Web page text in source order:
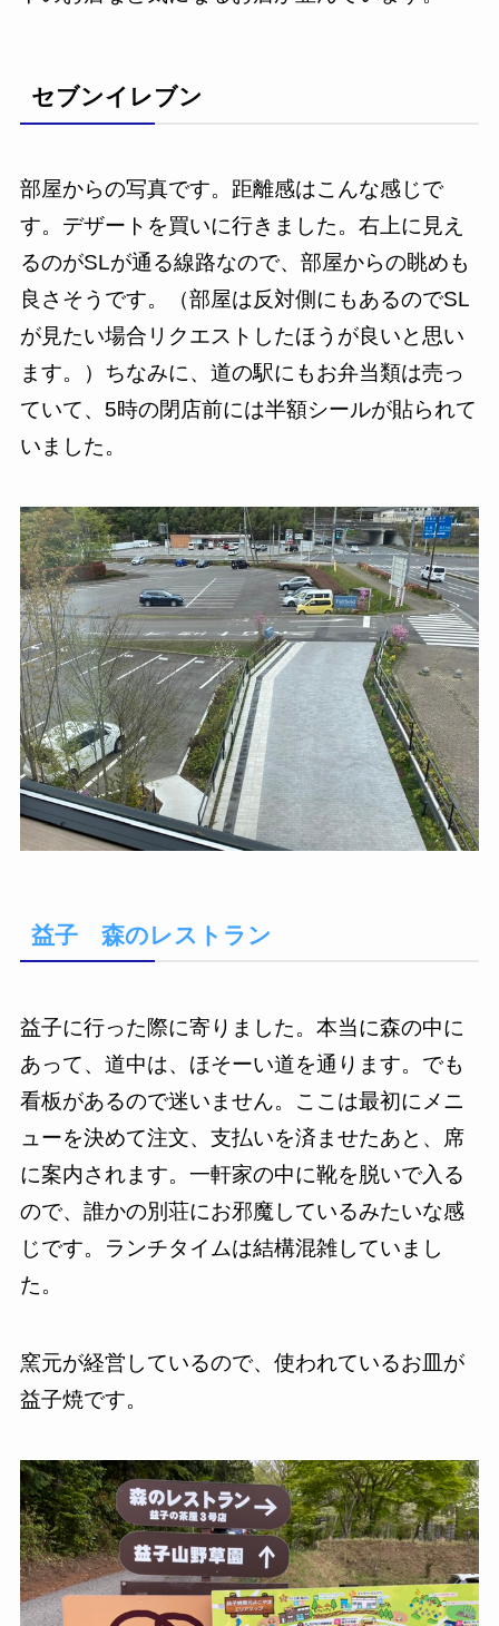
セブンイレブン
部屋からの写真です。距離感はこんな感じで
す。デザートを買いに行きました。右上に見え
るのがSLが通る線路なので、部屋からの眺めも
良さそうです。（部屋は反対側にもあるのでSL
が見たい場合リクエストしたほうが良いと思い
ます。）ちなみに、道の駅にもお弁当類は売っ
ていて、5時の閉店前には半額シールが貼られて
いました。
益子 森のレストラン
益子に行った際に寄りました。本当に森の中に
あって、道中は、ほそーい道を通ります。でも
看板があるので迷いません。ここは最初にメニ
ューを決めて注文、支払いを済ませたあと、席
に案内されます。一軒家の中に靴を脱いで入る
ので、誰かの別荘にお邪魔しているみたいな感
じです。ランチタイムは結構混雑していまし
た。
窯元が経営しているので、使われているお皿が
益子焼です。